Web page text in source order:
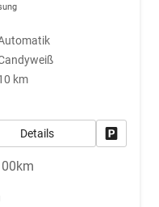
km
Details